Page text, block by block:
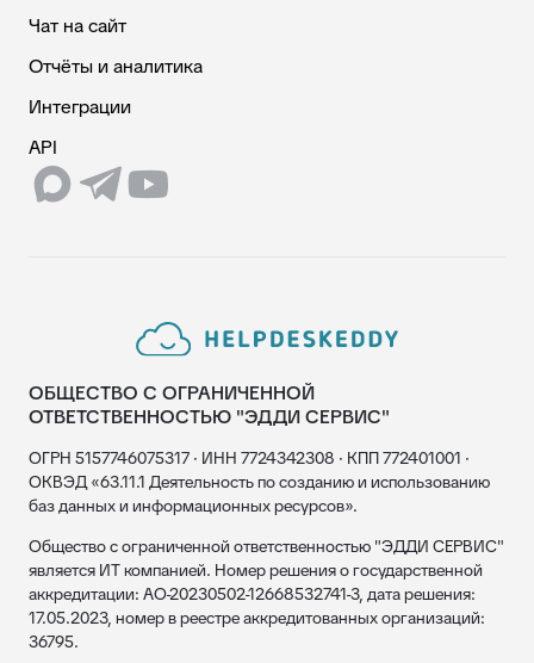
Чат на сайт
Отчёты и аналитика
Интеграции
API
ОБЩЕСТВО С ОГРАНИЧЕННОЙ
ОТВЕТСТВЕННОСТЬЮ "ЭДДИ СЕРВИС"
ОГРН 5157746075317 · ИНН 7724342308 · КПП 772401001 ·
ОКВЭД «63.11.1 Деятельность по созданию и использованию
баз данных и информационных ресурсов».
Общество с ограниченной ответственностью "ЭДДИ СЕРВИС"
является ИТ компанией. Номер решения о государственной
аккредитации: АО-20230502-12668532741-3, дата решения:
17.05.2023, номер в реестре аккредитованных организаций:
36795.